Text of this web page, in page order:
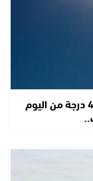
نشرة إنذارية تحذر من موجة حر تصل 45 درجة من اليوم